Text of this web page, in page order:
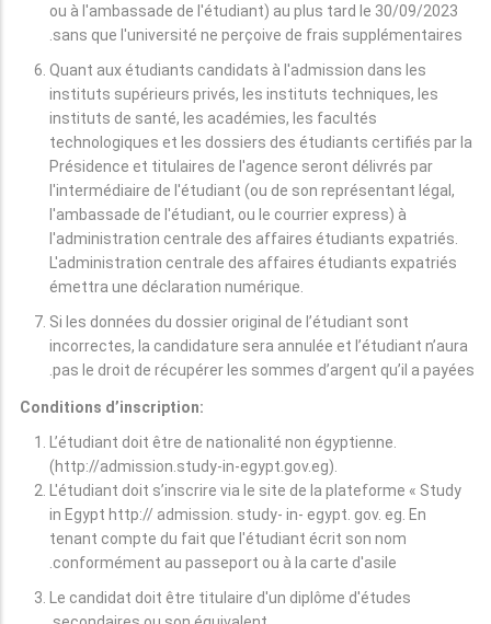
ou à l'ambassade de l'étudiant) au plus tard le 30/09/2023
sans que l'université ne perçoive de frais supplémentaires.
Quant aux étudiants candidats à l'admission dans les
instituts supérieurs privés, les instituts techniques, les
instituts de santé, les académies, les facultés
technologiques et les dossiers des étudiants certifiés par la
Présidence et titulaires de l'agence seront délivrés par
l'intermédiaire de l'étudiant (ou de son représentant légal,
l'ambassade de l'étudiant, ou le courrier express) à
l'administration centrale des affaires étudiants expatriés.
L'administration centrale des affaires étudiants expatriés
émettra une déclaration numérique.
Si les données du dossier original de l’étudiant sont
incorrectes, la candidature sera annulée et l’étudiant n’aura
pas le droit de récupérer les sommes d’argent qu’il a payées.
Conditions d’inscription:
L’étudiant doit être de nationalité non égyptienne.
(http://admission.study-in-egypt.gov.eg).
L'étudiant doit s’inscrire via le site de la plateforme « Study
in Egypt http:// admission. study- in- egypt. gov. eg. En
tenant compte du fait que l'étudiant écrit son nom
conformément au passeport ou à la carte d'asile.
Le candidat doit être titulaire d'un diplôme d'études